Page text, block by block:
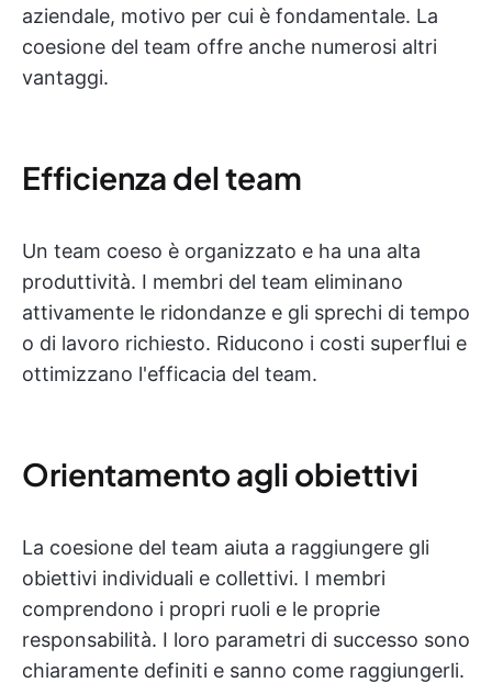
aziendale, motivo per cui è fondamentale. La
coesione del team offre anche numerosi altri
vantaggi.
Efficienza del team
Un team coeso è organizzato e ha una alta
produttività. I membri del team eliminano
attivamente le ridondanze e gli sprechi di tempo
o di lavoro richiesto. Riducono i costi superflui e
ottimizzano l'efficacia del team.
Orientamento agli obiettivi
La coesione del team aiuta a raggiungere gli
obiettivi individuali e collettivi. I membri
comprendono i propri ruoli e le proprie
responsabilità. I loro parametri di successo sono
chiaramente definiti e sanno come raggiungerli.